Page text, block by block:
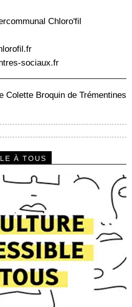
Chloro'fil
sociaux.fr
Colette Broquin de Trémentines
À TOUS